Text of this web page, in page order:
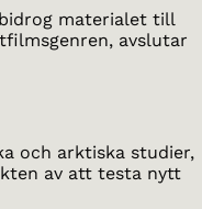
materialet till
avslutar
och arktiska studier,
av att testa nytt